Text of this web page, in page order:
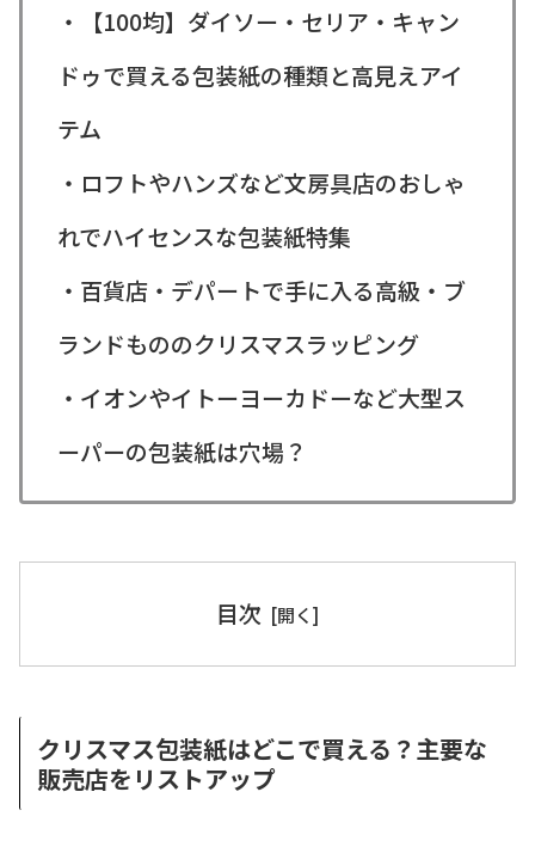
・【100均】ダイソー・セリア・キャン
ドゥで買える包装紙の種類と高見えアイ
テム
・ロフトやハンズなど文房具店のおしゃ
れでハイセンスな包装紙特集
・百貨店・デパートで手に入る高級・ブ
ランドもののクリスマスラッピング
・イオンやイトーヨーカドーなど大型ス
ーパーの包装紙は穴場？
目次
クリスマス包装紙はどこで買える？主要な
販売店をリストアップ